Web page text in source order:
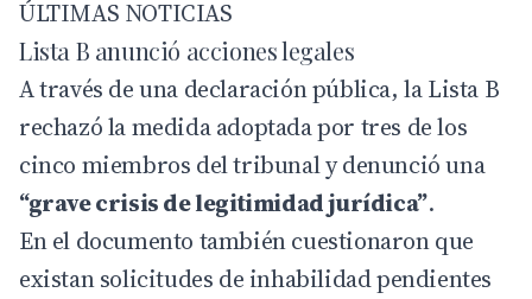
ÚLTIMAS NOTICIAS
Lista B anunció acciones legales
A través de una declaración pública, la Lista B
rechazó la medida adoptada por tres de los
cinco miembros del tribunal y denunció una
“grave crisis de legitimidad jurídica”.
En el documento también cuestionaron que
existan solicitudes de inhabilidad pendientes